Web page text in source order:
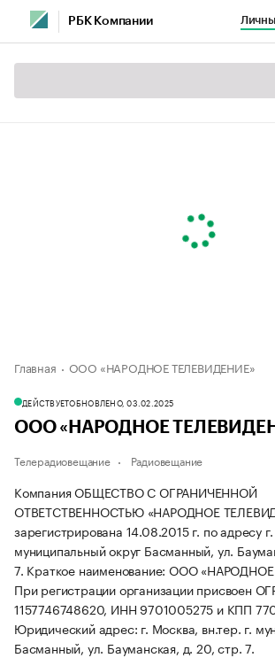
РБК Компании
Главная ООО «НАРОДНОЕ ТЕЛЕВИДЕНИЕ»
ДЕЙСТВУЕТОБНОВЛЕНО, 03.02.2025
ООО «НАРОДНОЕ
Телерадиовещание Радиовещание
Компания ОБЩЕСТВО С ОГРАНИЧЕННОЙ
ОТВЕТСТВЕННОСТЬЮ «НАРОДНОЕ
зарегистрирована 14.08.2015 г. по адресу
муниципальный округ Басманный, ул.
7. Краткое наименование: ООО
При регистрации организации присвоен
1157746748620, ИНН 9701005275 и КПП
Юридический адрес: г. Москва, вн.тер. г.
Басманный, ул. Бауманская, д. 20, стр. 7.